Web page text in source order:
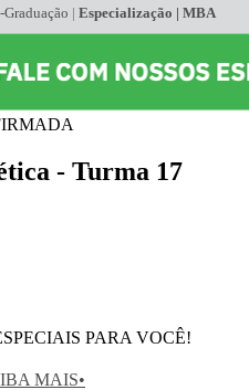
Graduação | Especialização | MBA
- Turma 17
PARA VOCÊ!
MAIS•